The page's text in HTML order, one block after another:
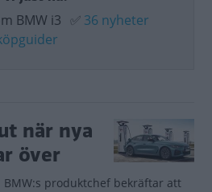
BMW i3 ✅ 36 nyheter
när nya
över
BMW:s produktchef bekräftar att